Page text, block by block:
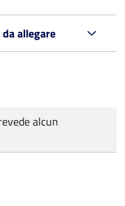
allegare
alcun